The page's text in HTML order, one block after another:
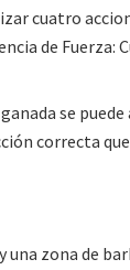
cuatro
de Fuerza:
se
correcta
una zona de